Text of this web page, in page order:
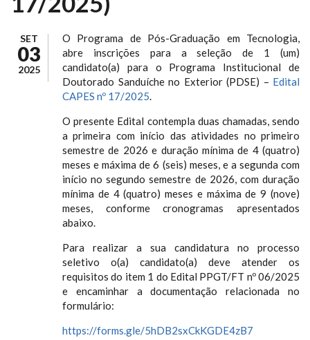
SET
03
2025
O Programa de Pós-Graduação em Tecnologia,
abre inscrições para a seleção de 1 (um)
candidato(a) para o Programa Institucional de
Doutorado Sanduíche no Exterior (PDSE) – Edital
CAPES nº 17/2025.
O presente Edital contempla duas chamadas, sendo
a primeira com início das atividades no primeiro
semestre de 2026 e duração mínima de 4 (quatro)
meses e máxima de 6 (seis) meses, e a segunda com
início no segundo semestre de 2026, com duração
mínima de 4 (quatro) meses e máxima de 9 (nove)
meses, conforme cronogramas apresentados
abaixo.
Para realizar a sua candidatura no processo
seletivo o(a) candidato(a) deve atender os
requisitos do item 1 do Edital PPGT/FT nº 06/2025
e encaminhar a documentação relacionada no
formulário:
https://forms.gle/5hDB2sxCkKGDE4zB7